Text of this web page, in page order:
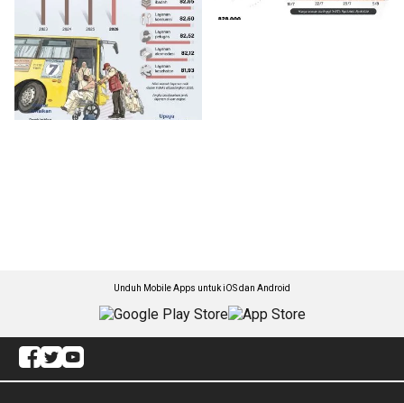
Unduh Mobile Apps untuk iOS dan Android